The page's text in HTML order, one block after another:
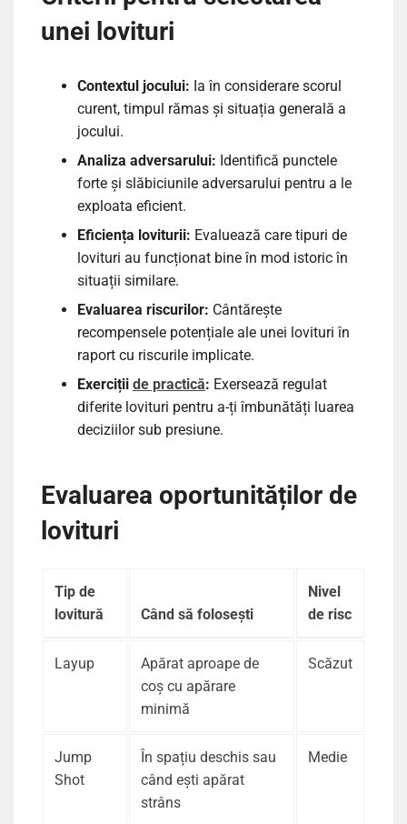
unei lovituri
Contextul jocului: Ia în considerare scorul
curent, timpul rămas și situația generală a
jocului.
Analiza adversarului: Identifică punctele
forte și slăbiciunile adversarului pentru a le
exploata eficient.
Eficiența loviturii: Evaluează care tipuri de
lovituri au funcționat bine în mod istoric în
situații similare.
Evaluarea riscurilor: Cântărește
recompensele potențiale ale unei lovituri în
raport cu riscurile implicate.
Exerciții de practică: Exersează regulat
diferite lovituri pentru a-ți îmbunătăți luarea
deciziilor sub presiune.
Evaluarea oportunităților de
lovituri
Tip de
lovitură
Când să folosești
Nivel
de risc
Layup
Apărat aproape de
coș cu apărare
minimă
Scăzut
Jump
Shot
În spațiu deschis sau
când ești apărat
strâns
Medie